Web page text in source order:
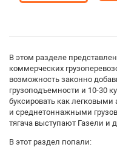
В этом разделе
коммерческих
возможность законно
грузоподъемности и 10-30
буксировать как
и среднетоннажными
тягача выступают Газели и
В этот раздел попали: